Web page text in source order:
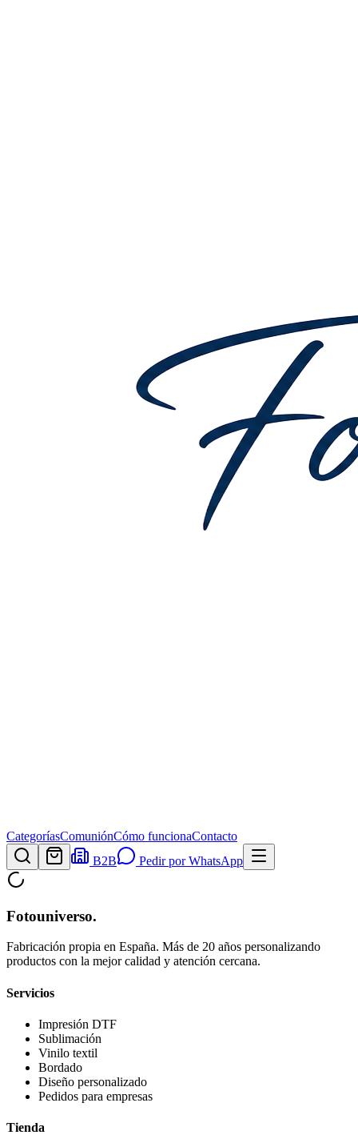
CategoríasComuniónCómo funcionaContacto
B2B
Pedir por WhatsApp
Fotouniverso.
Fabricación propia en España. Más de 20 años personalizando
productos con la mejor calidad y atención cercana.
Servicios
Impresión DTF
Sublimación
Vinilo textil
Bordado
Diseño personalizado
Pedidos para empresas
Tienda